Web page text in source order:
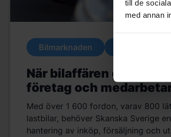
till de
med annan
Bilmarknaden
När bilaffären gynnar
företag och
Med över 1 600 fordon, varav 800
lastbilar, behöver Skanska Sverige
hantering av inköp, försäljning och